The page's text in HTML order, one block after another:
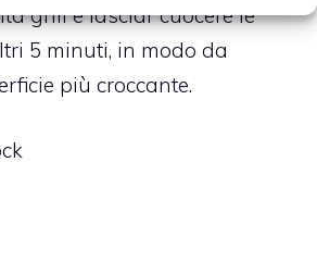
grill e lasciar cuocere le
5 minuti, in modo da
più croccante.